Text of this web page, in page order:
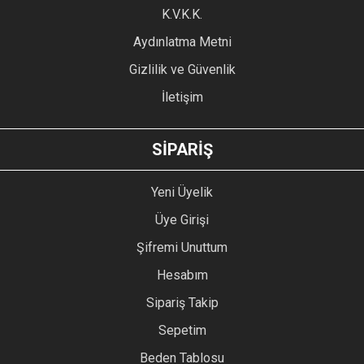
Ürün fiyatı diğer sitelerden daha pahalı.
GÖNDER
K.V.K.K.
Aydınlatma Metni
Gizlilik ve Güvenlik
İletişim
SİPARİŞ
Yeni Üyelik
Üye Girişi
Şifremi Unuttum
Hesabım
Sipariş Takip
Sepetim
Beden Tablosu